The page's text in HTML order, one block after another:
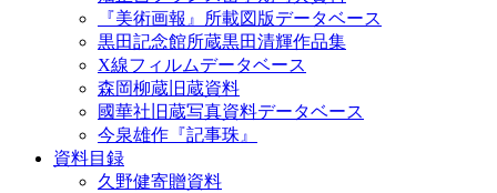
『美術画報』所載図版データベース
黒田記念館所蔵黒田清輝作品集
X線フィルムデータベース
森岡柳蔵旧蔵資料
國華社旧蔵写真資料データベース
今泉雄作『記事珠』
資料目録
久野健寄贈資料